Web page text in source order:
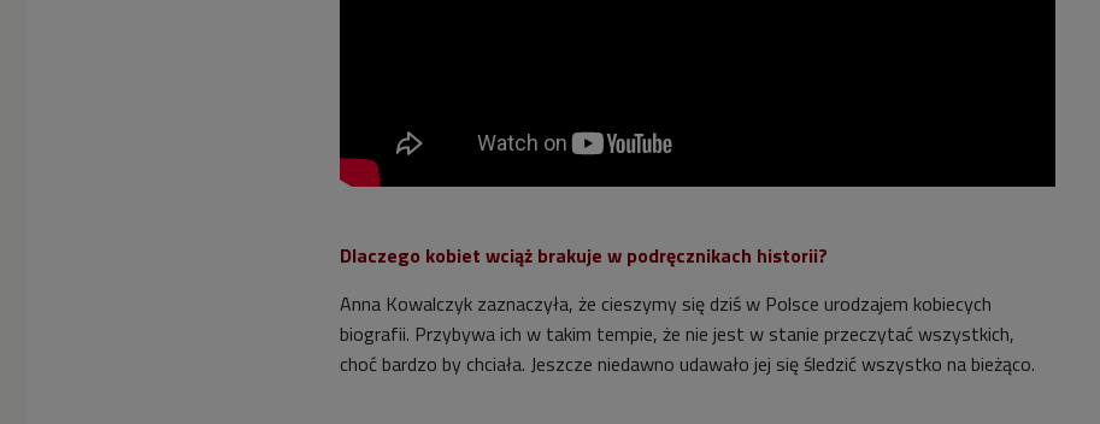
Dlaczego kobiet wciąż brakuje w podręcznikach historii?
Anna Kowalczyk zaznaczyła, że cieszymy się dziś w Polsce urodzajem kobiecych
biografii. Przybywa ich w takim tempie, że nie jest w stanie przeczytać wszystkich,
choć bardzo by chciała. Jeszcze niedawno udawało jej się śledzić wszystko na bieżąco.